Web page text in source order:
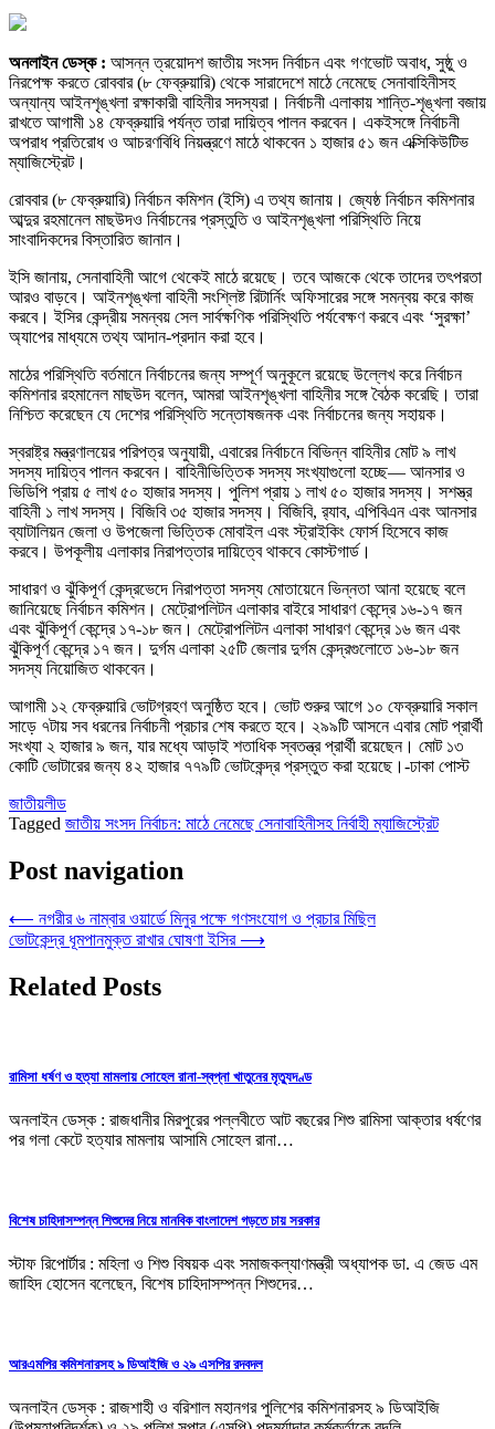
অনলাইন ডেস্ক : আসন্ন ত্রয়োদশ জাতীয় সংসদ নির্বাচন এবং গণভোট অবাধ, সুষ্ঠু ও
নিরপেক্ষ করতে রোববার (৮ ফেব্রুয়ারি) থেকে সারাদেশে মাঠে নেমেছে সেনাবাহিনীসহ
অন্যান্য আইনশৃঙ্খলা রক্ষাকারী বাহিনীর সদস্যরা। নির্বাচনী এলাকায় শান্তি-শৃঙ্খলা বজায়
রাখতে আগামী ১৪ ফেব্রুয়ারি পর্যন্ত তারা দায়িত্ব পালন করবেন। একইসঙ্গে নির্বাচনী
অপরাধ প্রতিরোধ ও আচরণবিধি নিয়ন্ত্রণে মাঠে থাকবেন ১ হাজার ৫১ জন এক্সিকিউটিভ
ম্যাজিস্ট্রেট।
রোববার (৮ ফেব্রুয়ারি) নির্বাচন কমিশন (ইসি) এ তথ্য জানায়। জ্যেষ্ঠ নির্বাচন কমিশনার
আব্দুর রহমানেল মাছউদও নির্বাচনের প্রস্তুতি ও আইনশৃঙ্খলা পরিস্থিতি নিয়ে
সাংবাদিকদের বিস্তারিত জানান।
ইসি জানায়, সেনাবাহিনী আগে থেকেই মাঠে রয়েছে। তবে আজকে থেকে তাদের তৎপরতা
আরও বাড়বে। আইনশৃঙ্খলা বাহিনী সংশ্লিষ্ট রিটার্নিং অফিসারের সঙ্গে সমন্বয় করে কাজ
করবে। ইসির কেন্দ্রীয় সমন্বয় সেল সার্বক্ষণিক পরিস্থিতি পর্যবেক্ষণ করবে এবং ‘সুরক্ষা’
অ্যাপের মাধ্যমে তথ্য আদান-প্রদান করা হবে।
মাঠের পরিস্থিতি বর্তমানে নির্বাচনের জন্য সম্পূর্ণ অনুকূলে রয়েছে উল্লেখ করে নির্বাচন
কমিশনার রহমানেল মাছউদ বলেন, আমরা আইনশৃঙ্খলা বাহিনীর সঙ্গে বৈঠক করেছি। তারা
নিশ্চিত করেছেন যে দেশের পরিস্থিতি সন্তোষজনক এবং নির্বাচনের জন্য সহায়ক।
স্বরাষ্ট্র মন্ত্রণালয়ের পরিপত্র অনুযায়ী, এবারের নির্বাচনে বিভিন্ন বাহিনীর মোট ৯ লাখ
সদস্য দায়িত্ব পালন করবেন। বাহিনীভিত্তিক সদস্য সংখ্যাগুলো হচ্ছে— আনসার ও
ভিডিপি প্রায় ৫ লাখ ৫০ হাজার সদস্য। পুলিশ প্রায় ১ লাখ ৫০ হাজার সদস্য। সশস্ত্র
বাহিনী ১ লাখ সদস্য। বিজিবি ৩৫ হাজার সদস্য। বিজিবি, র‌্যাব, এপিবিএন এবং আনসার
ব্যাটালিয়ন জেলা ও উপজেলা ভিত্তিক মোবাইল এবং স্ট্রাইকিং ফোর্স হিসেবে কাজ
করবে। উপকূলীয় এলাকার নিরাপত্তার দায়িত্বে থাকবে কোস্টগার্ড।
সাধারণ ও ঝুঁকিপূর্ণ কেন্দ্রভেদে নিরাপত্তা সদস্য মোতায়েনে ভিন্নতা আনা হয়েছে বলে
জানিয়েছে নির্বাচন কমিশন। মেট্রোপলিটন এলাকার বাইরে সাধারণ কেন্দ্রে ১৬-১৭ জন
এবং ঝুঁকিপূর্ণ কেন্দ্রে ১৭-১৮ জন। মেট্রোপলিটন এলাকা সাধারণ কেন্দ্রে ১৬ জন এবং
ঝুঁকিপূর্ণ কেন্দ্রে ১৭ জন। দুর্গম এলাকা ২৫টি জেলার দুর্গম কেন্দ্রগুলোতে ১৬-১৮ জন
সদস্য নিয়োজিত থাকবেন।
আগামী ১২ ফেব্রুয়ারি ভোটগ্রহণ অনুষ্ঠিত হবে। ভোট শুরুর আগে ১০ ফেব্রুয়ারি সকাল
সাড়ে ৭টায় সব ধরনের নির্বাচনী প্রচার শেষ করতে হবে। ২৯৯টি আসনে এবার মোট প্রার্থী
সংখ্যা ২ হাজার ৯ জন, যার মধ্যে আড়াই শতাধিক স্বতন্ত্র প্রার্থী রয়েছেন। মোট ১৩
কোটি ভোটারের জন্য ৪২ হাজার ৭৭৯টি ভোটকেন্দ্র প্রস্তুত করা হয়েছে।-ঢাকা পোস্ট
জাতীয়লীড
Tagged জাতীয় সংসদ নির্বাচন: মাঠে নেমেছে সেনাবাহিনীসহ নির্বাহী ম্যাজিস্ট্রেট
Post navigation
⟵ নগরীর ৬ নাম্বার ওয়ার্ডে মিনুর পক্ষে গণসংযোগ ও প্রচার মিছিল
ভোটকেন্দ্র ধূমপানমুক্ত রাখার ঘোষণা ইসির ⟶
Related Posts
রামিসা ধর্ষণ ও হত্যা মামলায় সোহেল রানা-স্বপ্না খাতুনের মৃত্যুদণ্ড
অনলাইন ডেস্ক : রাজধানীর মিরপুরের পল্লবীতে আট বছরের শিশু রামিসা আক্তার ধর্ষণের
পর গলা কেটে হত্যার মামলায় আসামি সোহেল রানা…
বিশেষ চাহিদাসম্পন্ন শিশুদের নিয়ে মানবিক বাংলাদেশ গড়তে চায় সরকার
স্টাফ রিপোর্টার : মহিলা ও শিশু বিষয়ক এবং সমাজকল্যাণমন্ত্রী অধ্যাপক ডা. এ জেড এম
জাহিদ হোসেন বলেছেন, বিশেষ চাহিদাসম্পন্ন শিশুদের…
আরএমপির কমিশনারসহ ৯ ডিআইজি ও ২৯ এসপির রদবদল
অনলাইন ডেস্ক : রাজশাহী ও বরিশাল মহানগর পুলিশের কমিশনারসহ ৯ ডিআইজি